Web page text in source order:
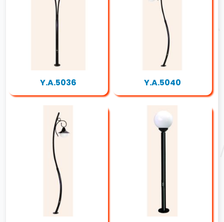
Y.A.5036 Y.A.5040